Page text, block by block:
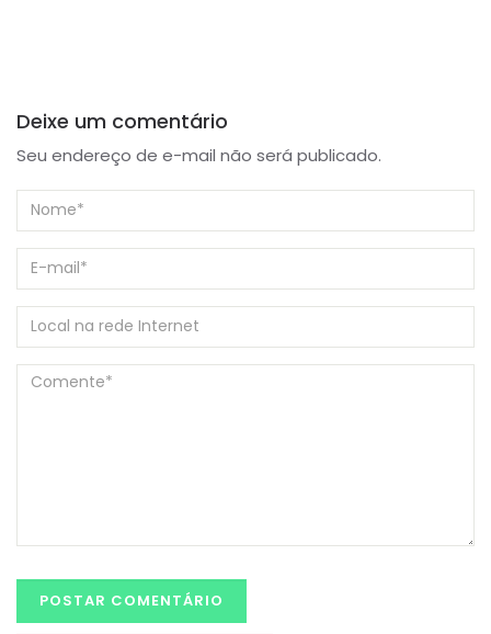
Deixe um comentário
Seu endereço de e-mail não será publicado.